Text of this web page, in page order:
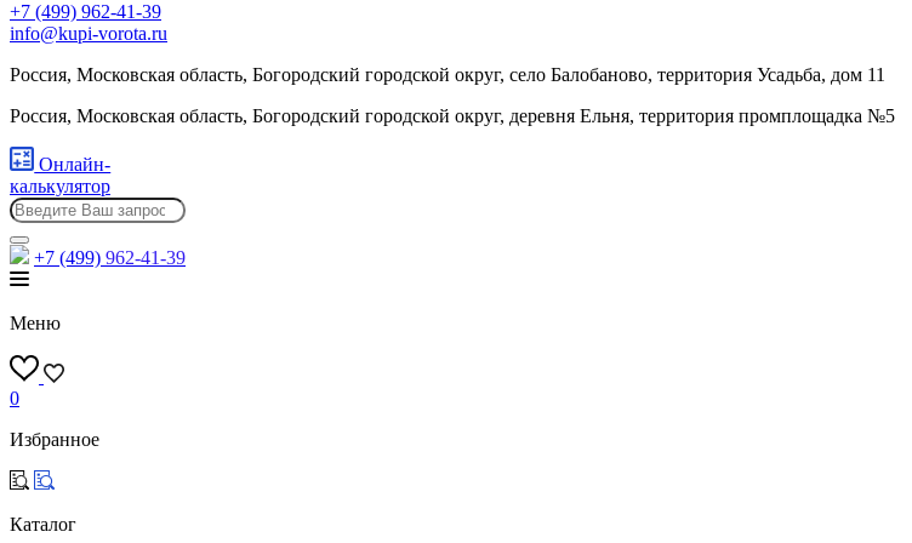
+7 (499) 962-41-39
info@kupi-vorota.ru
Россия, Московская область, Богородский городской округ, село Балобаново, территория Усадьба, дом 11
Россия, Московская область, Богородский городской округ, деревня Ельня, территория промплощадка №5
Онлайн-
калькулятор
+7 (499) 962-41-39
Меню
0
Избранное
Каталог